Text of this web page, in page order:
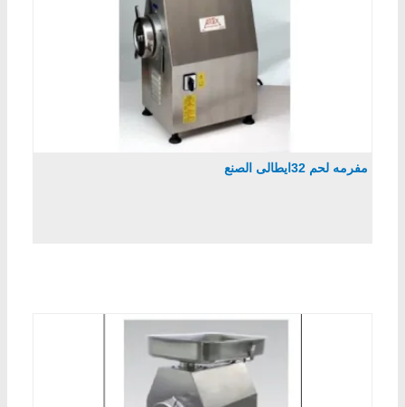
مفرمه لحم 32ايطالى الصنع